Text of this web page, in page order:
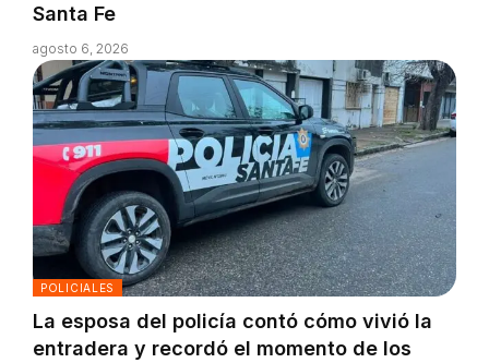
Santa Fe
agosto 6, 2026
POLICIALES
La esposa del policía contó cómo vivió la
entradera y recordó el momento de los